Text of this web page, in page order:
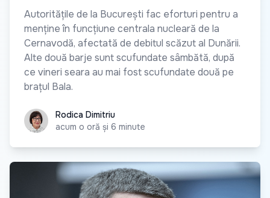
Autoritățile de la București fac eforturi pentru a
menține în funcțiune centrala nucleară de la
Cernavodă, afectată de debitul scăzut al Dunării.
Alte două barje sunt scufundate sâmbătă, după
ce vineri seara au mai fost scufundate două pe
brațul Bala.
Rodica Dimitriu
Rodica Dimitriu
acum o oră și 6 minute